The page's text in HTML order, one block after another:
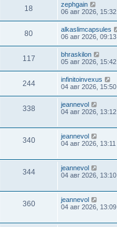
18
zephgain
06 авг 2026, 15:32
80
alkaslimcapsules
06 авг 2026, 09:13
117
bhraskilon
05 авг 2026, 15:42
244
infinitoinvexus
04 авг 2026, 15:50
338
jeannevol
04 авг 2026, 13:12
340
jeannevol
04 авг 2026, 13:11
344
jeannevol
04 авг 2026, 13:10
360
jeannevol
04 авг 2026, 13:09